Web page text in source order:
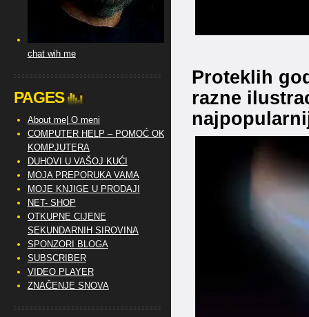
Proteklih
razne
chat wih me
PAGES
About me| O meni
COMPUTER HELP – POMOĆ OKO
KOMPJUTERA
DUHOVI U VAŠOJ KUĆI
MOJA PREPORUKA VAMA
MOJE KNJIGE U PRODAJI
NET- SHOP
OTKUPNE CIJENE
SEKUNDARNIH SIROVINA
SPONZORI BLOGA
SUBSCRIBER
VIDEO PLAYER
ZNAČENJE SNOVA